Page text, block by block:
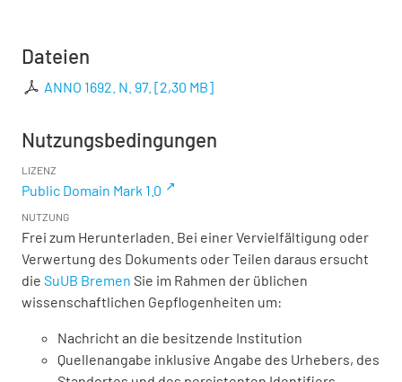
Dateien
ANNO 1692. N. 97. [2,30 MB]
Nutzungsbedingungen
LIZENZ
Public Domain Mark 1.0
NUTZUNG
Frei zum Herunterladen. Bei einer Vervielfältigung oder
Verwertung des Dokuments oder Teilen daraus ersucht
die SuUB Bremen Sie im Rahmen der üblichen
wissenschaftlichen Gepflogenheiten um:
Nachricht an die besitzende Institution
Quellenangabe inklusive Angabe des Urhebers, des